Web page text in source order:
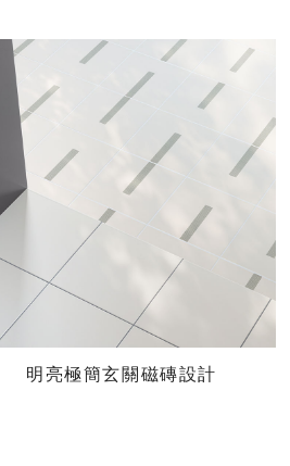
明亮極簡玄關磁磚設計